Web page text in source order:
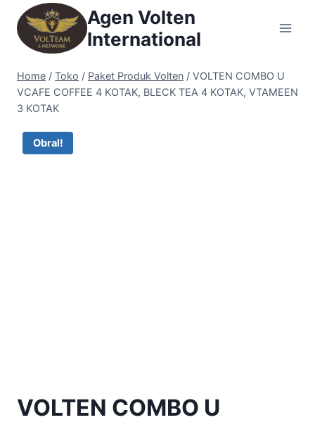
content
Agen Volten
International
Home / Toko / Paket Produk Volten / VOLTEN COMBO U
VCAFE COFFEE 4 KOTAK, BLECK TEA 4 KOTAK, VTAMEEN
3 KOTAK
Obral!
VOLTEN COMBO U